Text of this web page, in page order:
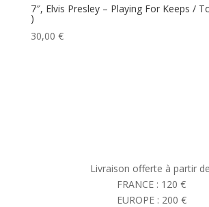
7″, Elvis Presley – Playing For Keeps /
)
30,00 €
Livraison offerte à partir
FRANCE : 120 €
EUROPE : 200 €